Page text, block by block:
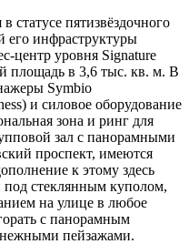
статусе пятизвёздочного
его инфраструктуры
центр уровня Signature
площадь в 3,6 тыс. кв. м. В
Symbio
и силовое оборудование
зона и ринг для
зал с панорамными
проспект, имеются
к этому здесь
стеклянным куполом,
на улице в любое
с панорамным
пейзажами.